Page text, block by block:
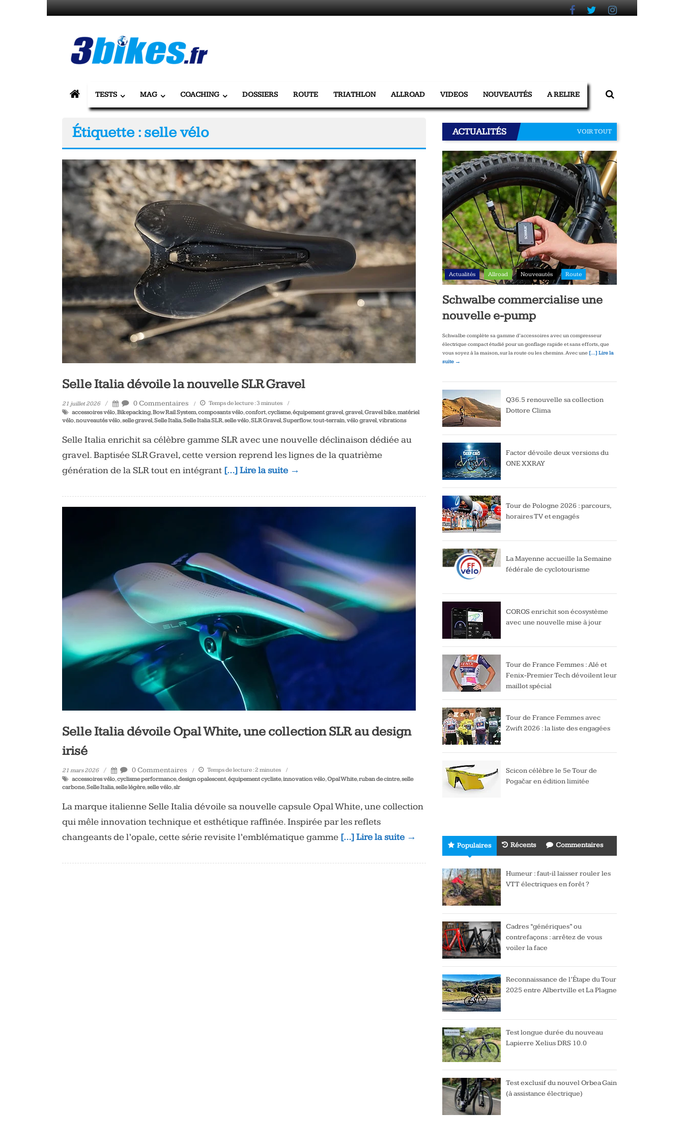
au
3bikes.fr
votre
Vélo,
Gravel
Triathlon
Tous
les
jours,
votre
actualité
vélo
et
triathlon
TESTS MAG COACHING DOSSIERS ROUTE TRIATHLON ALLROAD VIDEOS NOUVEAUTÉS A RELIRE
Étiquette : selle vélo
Selle Italia dévoile la nouvelle SLR Gravel
21 juillet 2026 0 Commentaires Temps de lecture :3 minutes
accessoires vélo,Bikepacking,Bow Rail System,composants vélo,confort,cyclisme,équipement gravel,gravel,Gravel bike,matériel
vélo,nouveautés vélo,selle gravel,Selle Italia,Selle Italia SLR,selle vélo,SLR Gravel,Superflow,tout-terrain,vélo gravel,vibrations
Selle Italia enrichit sa célèbre gamme SLR avec une nouvelle déclinaison dédiée au
gravel. Baptisée SLR Gravel, cette version reprend les lignes de la quatrième
génération de la SLR tout en intégrant […] Lire la suite →
Selle Italia dévoile Opal White, une collection SLR au design
irisé
21 mars 2026 0 Commentaires Temps de lecture :2 minutes
accessoires vélo,cyclisme performance,design opalescent,équipement cycliste,innovation vélo,Opal White,ruban de cintre,selle
carbone,Selle Italia,selle légère,selle vélo,slr
La marque italienne Selle Italia dévoile sa nouvelle capsule Opal White, une collection
qui mêle innovation technique et esthétique raffinée. Inspirée par les reflets
changeants de l’opale, cette série revisite l’emblématique gamme […] Lire la suite →
ACTUALITÉS VOIR TOUT
Actualités Allroad Nouveautés Route
Schwalbe commercialise une
nouvelle e-pump
Schwalbe complète sa gamme d’accessoires avec un compresseur
électrique compact étudié pour un gonflage rapide et sans efforts, que
vous soyez à la maison, sur la route ou les chemins. Avec une […] Lire la
suite →
Q36.5 renouvelle sa collection
Dottore Clima
Factor dévoile deux versions du
ONE XXRAY
Tour de Pologne 2026 : parcours,
horaires TV et engagés
La Mayenne accueille la Semaine
fédérale de cyclotourisme
COROS enrichit son écosystème
avec une nouvelle mise à jour
Tour de France Femmes : Alé et
Fenix-Premier Tech dévoilent leur
maillot spécial
Tour de France Femmes avec
Zwift 2026 : la liste des engagées
Scicon célèbre le 5e Tour de
Pogačar en édition limitée
Populaires Récents Commentaires
Humeur : faut-il laisser rouler les
VTT électriques en forêt ?
Cadres “génériques” ou
contrefaçons : arrêtez de vous
voiler la face
Reconnaissance de l’Étape du Tour
2025 entre Albertville et La Plagne
Test longue durée du nouveau
Lapierre Xelius DRS 10.0
Test exclusif du nouvel Orbea Gain
(à assistance électrique)